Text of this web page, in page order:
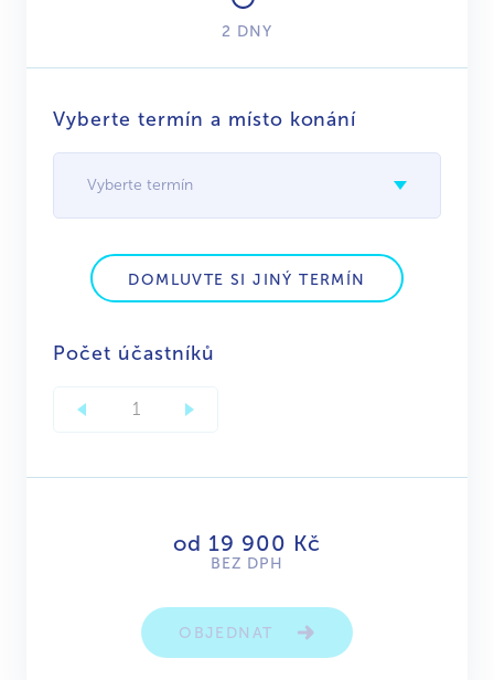
2 DNY
Vyberte termín a místo konání
Vyberte termín
DOMLUVTE SI JINÝ TERMÍN
Počet účastníků
od 19 900 Kč
BEZ DPH
OBJEDNAT